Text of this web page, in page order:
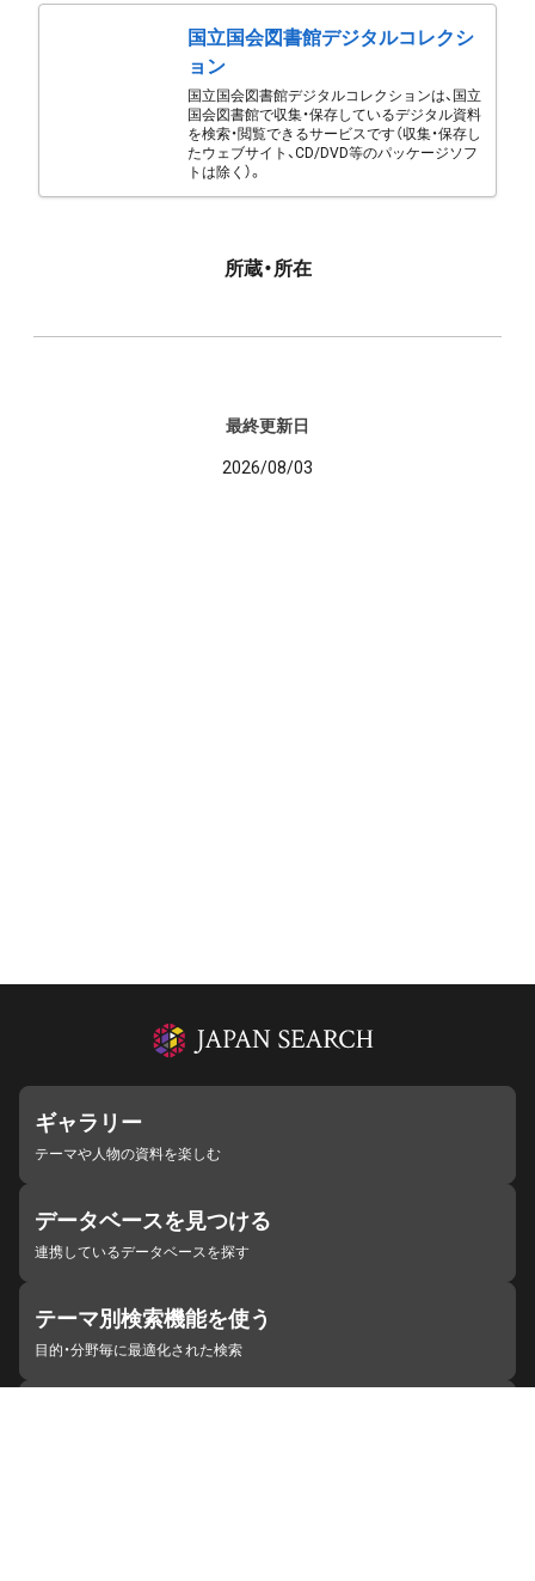
国立国会図書館デジタルコレクシ
ョン
国立国会図書館デジタルコレクションは、国立
国会図書館で収集・保存しているデジタル資料
を検索・閲覧できるサービスです（収集・保存し
たウェブサイト、CD/DVD等のパッケージソフ
トは除く）。
所蔵・所在
最終更新日
2026/08/03
ギャラリー
テーマや人物の資料を楽しむ
データベースを見つける
連携しているデータベースを探す
テーマ別検索機能を使う
目的・分野毎に最適化された検索